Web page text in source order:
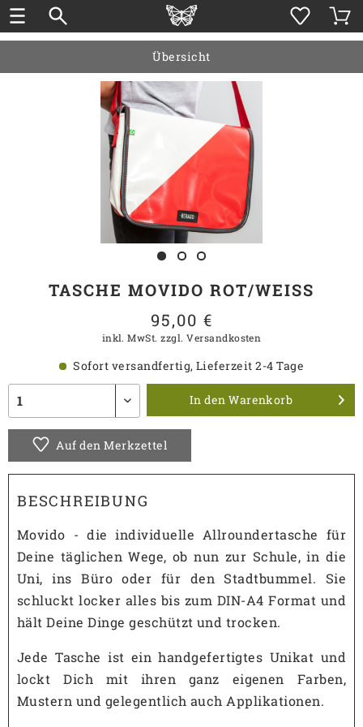
Übersicht
TASCHE MOVIDO ROT/WEISS
95,00 €
inkl. MwSt.zzgl. Versandkosten
Sofort versandfertig, Lieferzeit 2-4 Tage
In den Warenkorb
Auf den Merkzettel
BESCHREIBUNG
Movido - die individuelle Allroundertasche für
Deine täglichen Wege, ob nun zur Schule, in die
Uni, ins Büro oder für den Stadtbummel. Sie
schluckt locker alles bis zum DIN-A4 Format und
hält Deine Dinge geschützt und trocken.
Jede Tasche ist ein handgefertigtes Unikat und
lockt Dich mit ihren ganz eigenen Farben,
Mustern und gelegentlich auch Applikationen.